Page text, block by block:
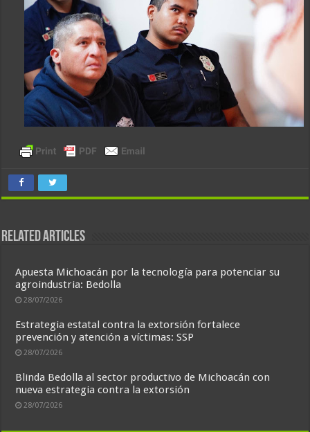
Related Articles
Apuesta Michoacán por la tecnología para potenciar su
agroindustria: Bedolla
28/07/2026
Estrategia estatal contra la extorsión fortalece
prevención y atención a víctimas: SSP
28/07/2026
Blinda Bedolla al sector productivo de Michoacán con
nueva estrategia contra la extorsión
28/07/2026